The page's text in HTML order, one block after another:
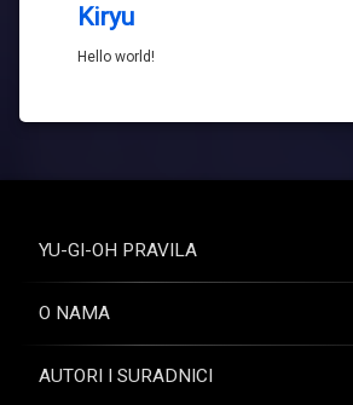
Kiryu
Hello world!
YU-GI-OH PRAVILA
O NAMA
AUTORI I SURADNICI